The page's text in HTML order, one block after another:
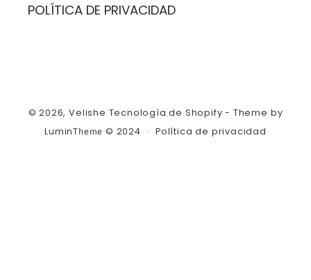
POLÍTICA DE PRIVACIDAD
de
pago
© 2026,Velishe Tecnología de Shopify - Theme by
LuminTheme © 2024 Política de privacidad